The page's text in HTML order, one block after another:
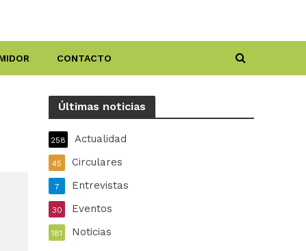
CONTACTO
Últimas noticias
Actualidad
258
Circulares
45
Entrevistas
7
Eventos
30
Noticias
181